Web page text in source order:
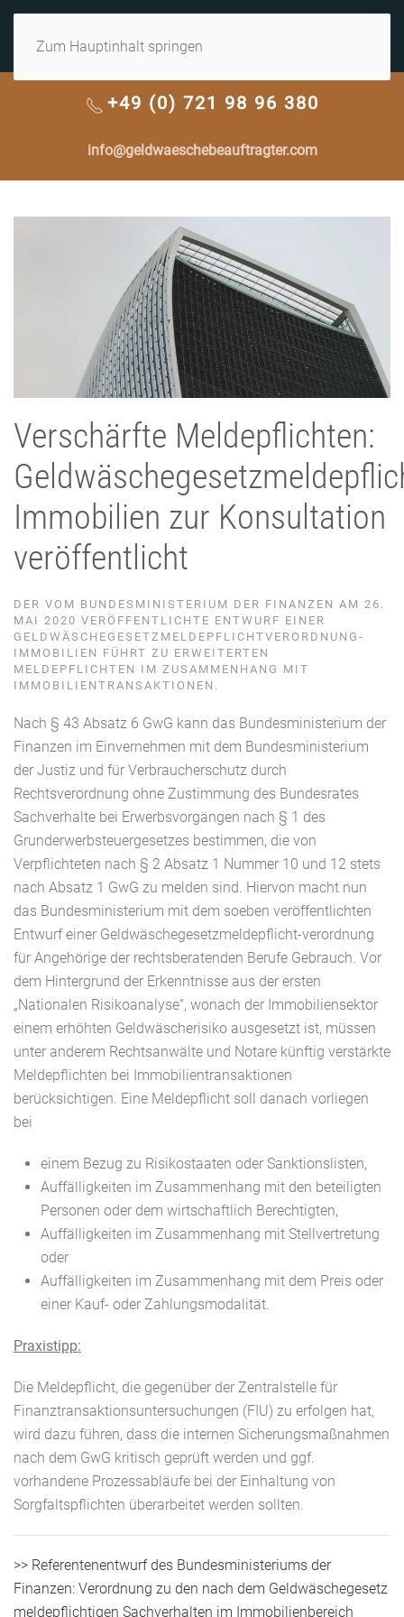
Zum Hauptinhalt springen
+49 (0) 721 98 96 380
info@geldwaeschebeauftragter.com
Verschärfte Meldepflichten:
Immobilien zur Konsultation
veröffentlicht
DER VOM BUNDESMINISTERIUM DER FINANZEN AM 26.
MAI 2020 VERÖFFENTLICHTE ENTWURF EINER
GELDWÄSCHEGESETZMELDEPFLICHTVERORDNUNG-
IMMOBILIEN FÜHRT ZU ERWEITERTEN
MELDEPFLICHTEN IM ZUSAMMENHANG MIT
IMMOBILIENTRANSAKTIONEN.
Nach § 43 Absatz 6 GwG kann das Bundesministerium der
Finanzen im Einvernehmen mit dem Bundesministerium
der Justiz und für Verbraucherschutz durch
Rechtsverordnung ohne Zustimmung des Bundesrates
Sachverhalte bei Erwerbsvorgängen nach § 1 des
Grunderwerbsteuergesetzes bestimmen, die von
Verpflichteten nach § 2 Absatz 1 Nummer 10 und 12 stets
nach Absatz 1 GwG zu melden sind. Hiervon macht nun
das Bundesministerium mit dem soeben veröffentlichten
Entwurf einer Geldwäschegesetzmeldepflicht-verordnung
für Angehörige der rechtsberatenden Berufe Gebrauch. Vor
dem Hintergrund der Erkenntnisse aus der ersten
„Nationalen Risikoanalyse“, wonach der Immobiliensektor
einem erhöhten Geldwäscherisiko ausgesetzt ist, müssen
unter anderem Rechtsanwälte und Notare künftig verstärkte
Meldepflichten bei Immobilientransaktionen
berücksichtigen. Eine Meldepflicht soll danach vorliegen
bei
einem Bezug zu Risikostaaten oder Sanktionslisten,
Auffälligkeiten im Zusammenhang mit den beteiligten
Personen oder dem wirtschaftlich Berechtigten,
Auffälligkeiten im Zusammenhang mit Stellvertretung
oder
Auffälligkeiten im Zusammenhang mit dem Preis oder
einer Kauf- oder Zahlungsmodalität.
Praxistipp:
Die Meldepflicht, die gegenüber der Zentralstelle für
Finanztransaktionsuntersuchungen (FIU) zu erfolgen hat,
wird dazu führen, dass die internen Sicherungsmaßnahmen
nach dem GwG kritisch geprüft werden und ggf.
vorhandene Prozessabläufe bei der Einhaltung von
Sorgfaltspflichten überarbeitet werden sollten.
>> Referentenentwurf des Bundesministeriums der
Finanzen: Verordnung zu den nach dem Geldwäschegesetz
meldepflichtigen Sachverhalten im Immobilienbereich